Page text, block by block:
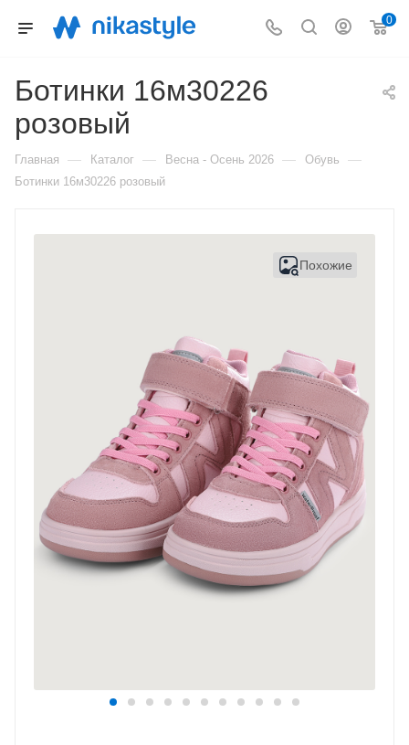
0
Ботинки 16м30226
розовый
Главная — Каталог — Весна - Осень 2026 — Обувь —
Ботинки 16м30226 розовый
Похожие